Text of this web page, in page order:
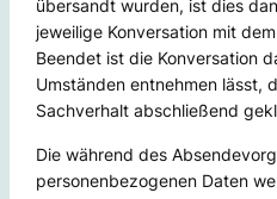
übersandt wurden, ist dies
jeweilige Konversation mit
Beendet ist die Konversation
Umständen entnehmen lässt,
Sachverhalt abschließend
Die während des
personenbezogenen Daten